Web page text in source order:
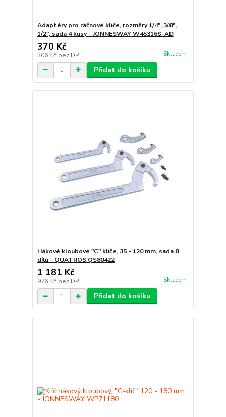
Adaptéry pro ráčnové klíče, rozměry 1/4", 3/8",
1/2", sada 4 kusy - JONNESWAY W45316S-AD
370 Kč
306 Kč bez DPH Skladem
Přidat do košíku
Hákové kloubové "C" klíče, 35 - 120 mm, sada 8
dílů - QUATROS QS80422
1 181 Kč
976 Kč bez DPH Skladem
Přidat do košíku